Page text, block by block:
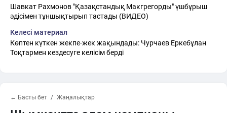
Шавкат Рахмонов "Қазақстандық Макгрегорды" үшбұрыш
әдісімен тұншықтырып тастады (ВИДЕО)
Келесі материал
Көптен күткен жекпе-жек жақындады: Чурчаев Еркебұлан
Тоқтармен кездесуге келісім берді
← Басты бет Жаңалықтар